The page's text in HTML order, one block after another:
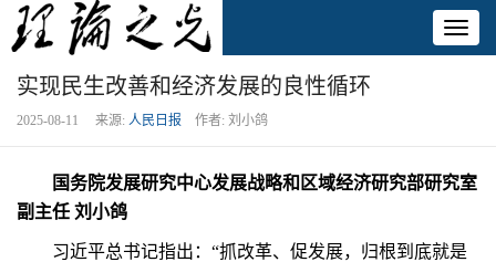
实现民生改善和经济发展的良性循环
2025-08-11 来源: 人民日报 作者: 刘小鸽
国务院发展研究中心发展战略和区域经济研究部研究室
副主任 刘小鸽
习近平总书记指出：“抓改革、促发展，归根到底就是